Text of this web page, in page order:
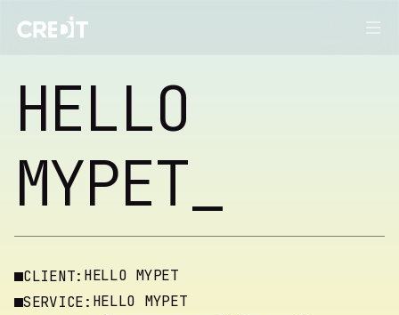
HELLO
MYPET_
CLIENT: HELLO MYPET
SERVICE: HELLO MYPET